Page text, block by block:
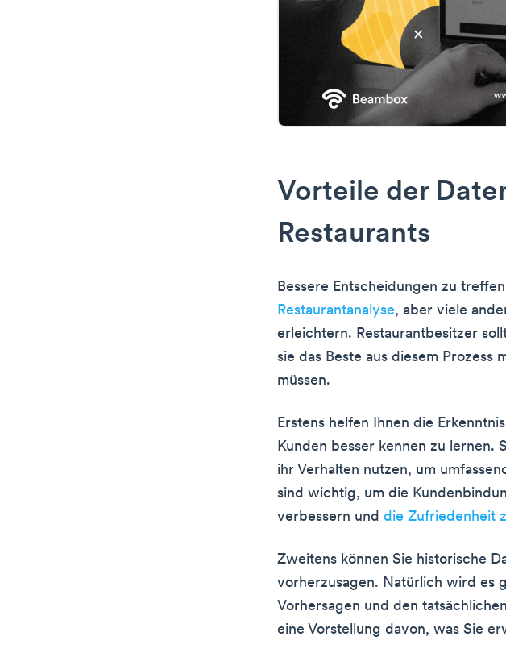
Vorteile der
Restaurants
Bessere Entscheidungen zu
Restaurantanalyse, aber viele
erleichtern. Restaurantbesitzer
sie das Beste aus diesem Prozess
müssen.
Erstens helfen Ihnen die
Kunden besser kennen zu lernen.
ihr Verhalten nutzen, um
sind wichtig, um die
verbessern und die Zufriedenheit
Zweitens können Sie historische
vorherzusagen. Natürlich wird es
Vorhersagen und den
eine Vorstellung davon, was Sie